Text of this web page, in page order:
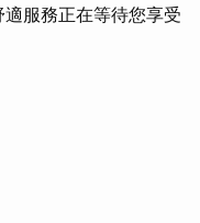
服務正在等待您享受